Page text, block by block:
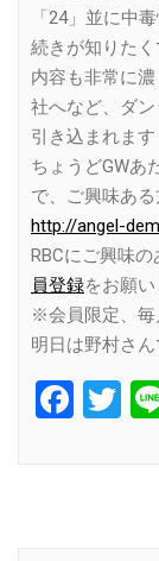
「24」並に中
続きが知りたく
内容も非常に
社へなど、ダ
引き込まれます
ちょうどGWあ
で、ご興味ある
http://angel-
RBCにご興味
員登録をお願
※会員限定、毎
明日は野村さ